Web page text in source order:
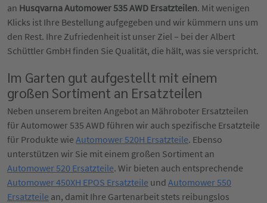
an Husqvarna Automower 535 AWD Ersatzteilen. Mit wenigen
Klicks ist Ihre Bestellung aufgegeben und wir kümmern uns um
den Rest. Ihre Zufriedenheit ist unser Ziel – bei der Albert
Schüttler GmbH finden Sie Qualität, die hält, was sie verspricht.
Im Garten gut aufgestellt mit einem
großen Sortiment an Ersatzteilen
Neben unserem breiten Angebot an Mähroboter Ersatzteilen
für Automower 535 AWD führen wir auch spezifische Ersatzteile
für Produkte wie Automower 520H Ersatzteile. Ebenso
unterstützen wir Sie mit einem großen Sortiment an
Automower 520 Ersatzteile. Wir bieten auch entsprechende
Automower 450XH EPOS Ersatzteile und Automower 550
Ersatzteile an, damit Ihre Gartenarbeit stets reibungslos